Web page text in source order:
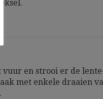
vuur en strooi er de
met enkele draaien